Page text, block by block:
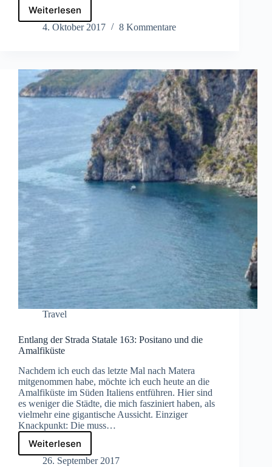
Weiterlesen
„Venedig
des
ins
holländische
Giethoorn
4. Oktober 2017 8 Kommentare
Travel
Entlang der Strada Statale 163: Positano und die
Amalfiküste
Nachdem ich euch das letzte Mal nach Matera
mitgenommen habe, möchte ich euch heute an die
Amalfiküste im Süden Italiens entführen. Hier sind
es weniger die Städte, die mich fasziniert haben, als
vielmehr eine gigantische Aussicht. Einziger
Knackpunkt: Die muss…
Weiterlesen
Entlang
der
26. September 2017